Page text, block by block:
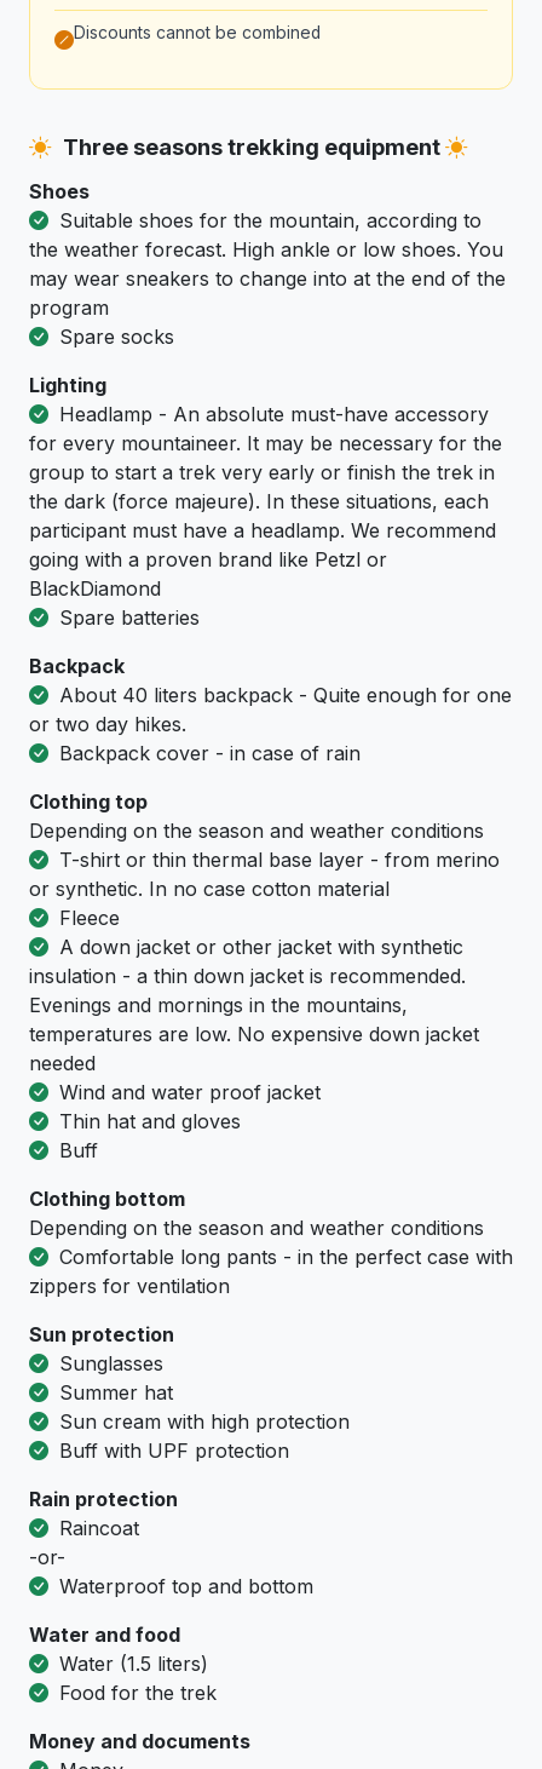
Discounts cannot be combined
Three seasons trekking equipment
Shoes
Suitable shoes for the mountain, according to
the weather forecast. High ankle or low shoes. You
may wear sneakers to change into at the end of the
program
Spare socks
Lighting
Headlamp - An absolute must-have accessory
for every mountaineer. It may be necessary for the
group to start a trek very early or finish the trek in
the dark (force majeure). In these situations, each
participant must have a headlamp. We recommend
going with a proven brand like Petzl or
BlackDiamond
Spare batteries
Backpack
About 40 liters backpack - Quite enough for one
or two day hikes.
Backpack cover - in case of rain
Clothing top
Depending on the season and weather conditions
T-shirt or thin thermal base layer - from merino
or synthetic. In no case cotton material
Fleece
A down jacket or other jacket with synthetic
insulation - a thin down jacket is recommended.
Evenings and mornings in the mountains,
temperatures are low. No expensive down jacket
needed
Wind and water proof jacket
Thin hat and gloves
Buff
Clothing bottom
Depending on the season and weather conditions
Comfortable long pants - in the perfect case with
zippers for ventilation
Sun protection
Sunglasses
Summer hat
Sun cream with high protection
Buff with UPF protection
Rain protection
Raincoat
-or-
Waterproof top and bottom
Water and food
Water (1.5 liters)
Food for the trek
Money and documents